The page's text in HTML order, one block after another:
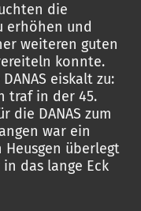
die
erhöhen und
weiteren guten
konnte.
eiskalt zu:
traf in der 45.
die DANAS zum
war ein
überlegt
das lange Eck